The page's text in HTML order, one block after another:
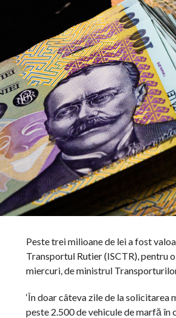
Peste trei milioane de lei a fost
Transportul Rutier (ISCTR), pentru
miercuri, de ministrul
‘În doar câteva zile de la
peste 2.500 de vehicule de marfă